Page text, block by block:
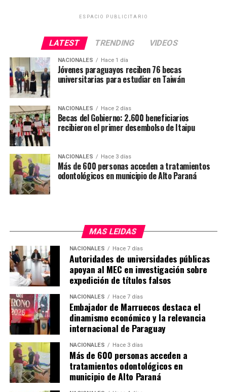
ESPACIO PUBLICITARIO
LATEST TRENDING VIDEOS
NACIONALES Hace 1 día
Jóvenes paraguayos reciben 76 becas
universitarias para estudiar en Taiwán
NACIONALES Hace 2 días
Becas del Gobierno: 2.600 beneficiarios
recibieron el primer desembolso de Itaipu
NACIONALES Hace 3 días
Más de 600 personas acceden a tratamientos
odontológicos en municipio de Alto Paraná
MAS LEIDAS
NACIONALES Hace 7 días
Autoridades de universidades públicas
apoyan al MEC en investigación sobre
expedición de títulos falsos
NACIONALES Hace 7 días
Embajador de Marruecos destaca el
dinamismo económico y la relevancia
internacional de Paraguay
NACIONALES Hace 3 días
Más de 600 personas acceden a
tratamientos odontológicos en
municipio de Alto Paraná